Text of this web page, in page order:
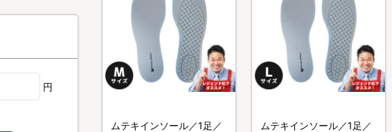
ムテキインソール／1足／
ムテキインソール／1足／
円